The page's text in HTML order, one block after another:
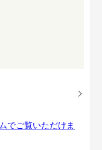
でご覧いただけま